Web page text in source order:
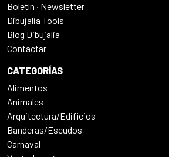
Boletín · Newsletter
Dibujalia Tools
Blog Dibujalia
Contactar
CATEGORÍAS
Alimentos
Animales
Arquitectura/Edificios
Banderas/Escudos
Carnaval